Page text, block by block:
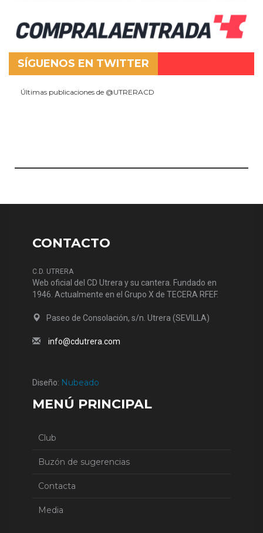
SÍGUENOS EN TWITTER
Últimas publicaciones de @UTRERACD
CONTACTO
C.D. UTRERA
Web oficial del CD Utrera y su cantera. Fundado en
1946. Actualmente en el Grupo X de TECERA RFEF.
Paseo de Consolación, s/n. Utrera (SEVILLA)
info@cdutrera.com
Diseño: Nubeado
MENÚ PRINCIPAL
Club
Buzón de sugerencias
Contacta
Media